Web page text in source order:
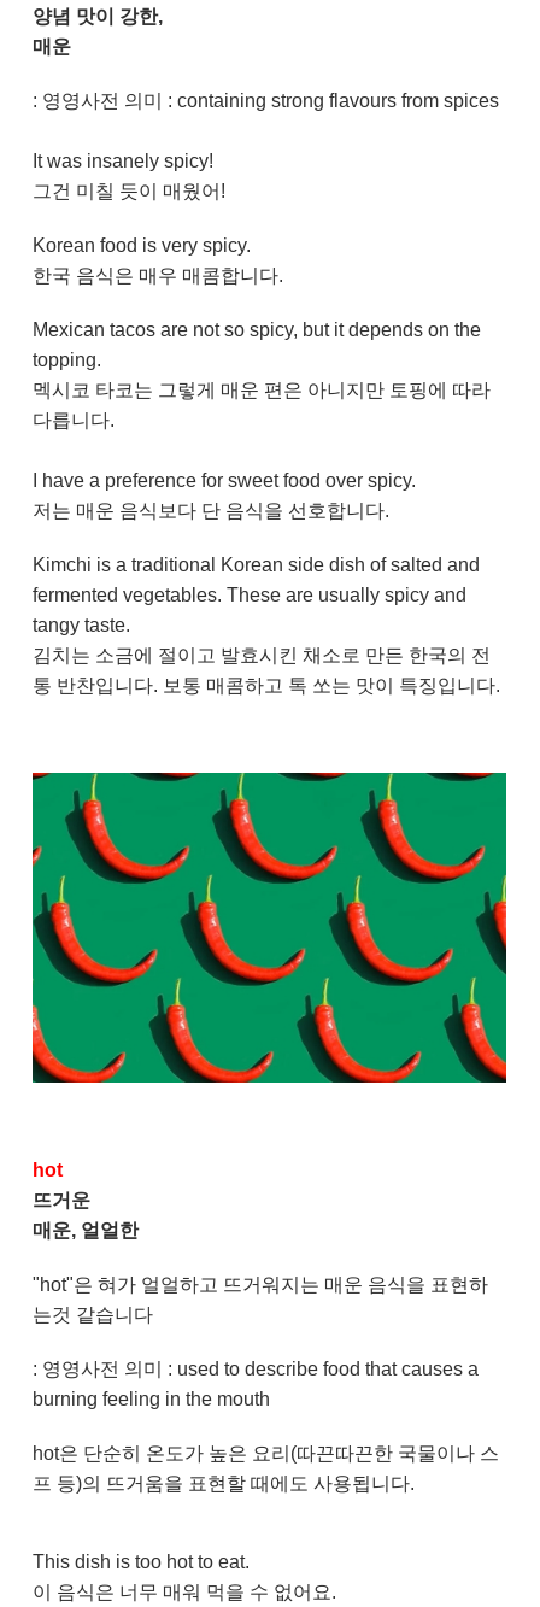
양념 맛이 강한,
매운
: 영영사전 의미 : containing strong flavours from spices
It was insanely spicy!
그건 미칠 듯이 매웠어!
Korean food is very spicy.
한국 음식은 매우 매콤합니다.
Mexican tacos are not so spicy, but it depends on the
topping.
멕시코 타코는 그렇게 매운 편은 아니지만 토핑에 따라
다릅니다.
I have a preference for sweet food over spicy.
저는 매운 음식보다 단 음식을 선호합니다.
Kimchi is a traditional Korean side dish of salted and
fermented vegetables. These are usually spicy and
tangy taste.
김치는 소금에 절이고 발효시킨 채소로 만든 한국의 전
통 반찬입니다. 보통 매콤하고 톡 쏘는 맛이 특징입니다.
hot
뜨거운
매운, 얼얼한
"hot"은 혀가 얼얼하고 뜨거워지는 매운 음식을 표현하
는것 같습니다
: 영영사전 의미 : used to describe food that causes a
burning feeling in the mouth
hot은 단순히 온도가 높은 요리(따끈따끈한 국물이나 스
프 등)의 뜨거움을 표현할 때에도 사용됩니다.
This dish is too hot to eat.
이 음식은 너무 매워 먹을 수 없어요.